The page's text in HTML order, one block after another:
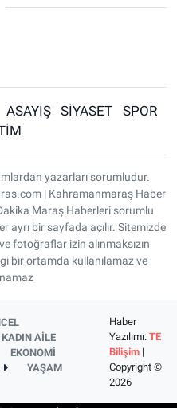
ASAYİŞ SİYASET
SPOR
yazarları sorumludur.
| Kahramanmaraş Haber
Maraş Haberleri sorumlu
bir sayfada açılır. Sitemizde
fotoğraflar izin alınmaksızın
bir ortamda kullanılamaz ve
KADIN AİLE
EKONOMİ
YAŞAM
Haber
Yazılımı: TE
Bilişim|
Copyright ©
2026